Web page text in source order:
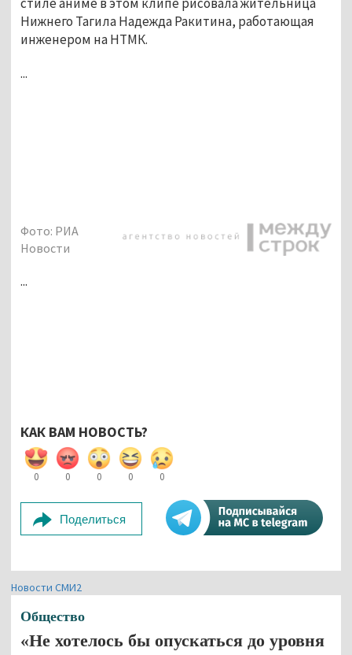
Нижнего Тагила Надежда Ракитина, работающая
инженером на НТМК.
...
Фото: РИА
Новости
...
КАК ВАМ НОВОСТЬ?
0 0 0 0 0
Поделиться
Новости СМИ2
Общество
«Не хотелось бы опускаться до уровня